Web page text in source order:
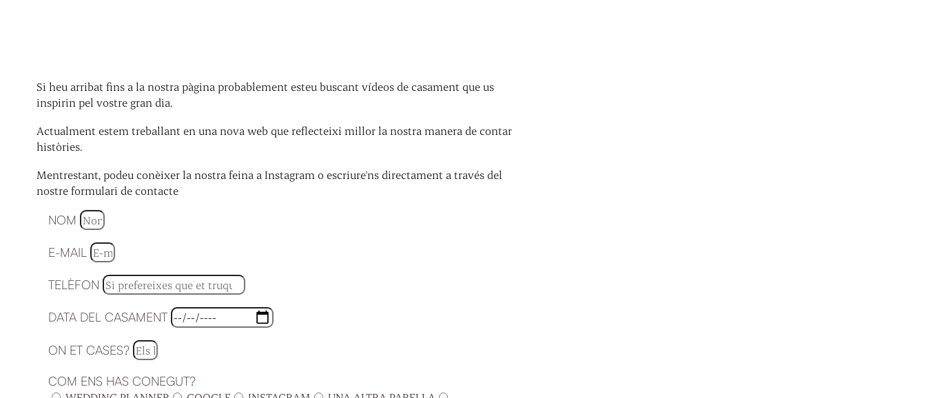
Si heu arribat fins a la nostra pàgina probablement esteu buscant vídeos de casament que us
inspirin pel vostre gran dia.
Actualment estem treballant en una nova web que reflecteixi millor la nostra manera de contar
històries.
Mentrestant, podeu conèixer la nostra feina a Instagram o escriure'ns directament a través del
nostre formulari de contacte
NOM
E-MAIL
TELÈFON
DATA DEL CASAMENT
ON ET CASES?
COM ENS HAS CONEGUT?